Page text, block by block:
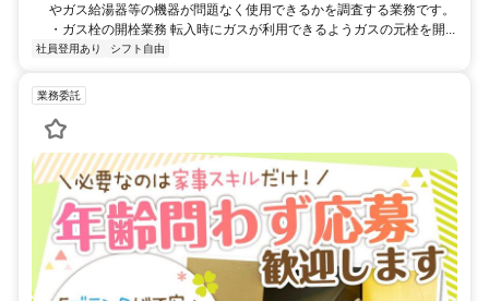
やガス給湯器等の機器が問題なく使用できるかを調査する業務です。
・ガス栓の開栓業務 転入時にガスが利用できるようガスの元栓を開...
社員登用あり シフト自由
業務委託